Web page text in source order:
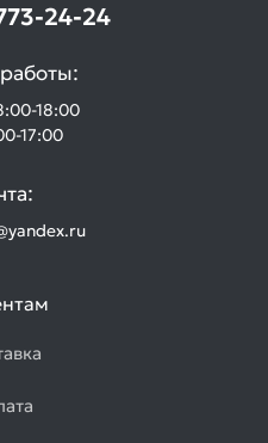
24-24
18:00
17:00